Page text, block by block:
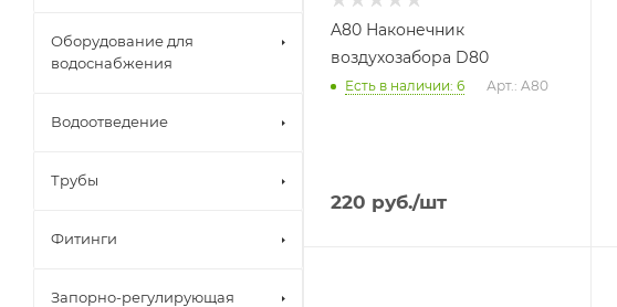
A80 Наконечник
воздухозабора D80
Есть в наличии: 6 Арт.: A80
220 руб./шт
Оборудование для
водоснабжения
Водоотведение
Трубы
Фитинги
Запорно-регулирующая